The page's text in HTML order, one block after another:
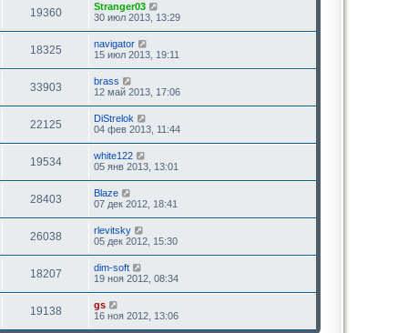
19360
Stranger03
30 июл 2013, 13:29
18325
navigator
15 июл 2013, 19:11
33903
brass
12 май 2013, 17:06
22125
DiStrelok
04 фев 2013, 11:44
19534
white122
05 янв 2013, 13:01
28403
Blaze
07 дек 2012, 18:41
26038
rlevitsky
05 дек 2012, 15:30
18207
dim-soft
19 ноя 2012, 08:34
19138
gs
16 ноя 2012, 13:06